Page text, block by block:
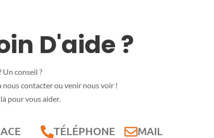
D'aide ?
Un conseil ?
nous contacter ou venir nous voir !
pour vous aider.
TÉLÉPHONE MAIL